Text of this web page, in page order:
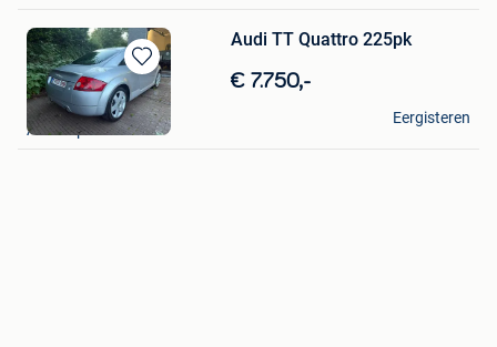
Bewaren
in
Mijn
Favorieten
Audi TT Quattro 225pk
€ 7.750,-
Eric
Antwerpen
Eergisteren